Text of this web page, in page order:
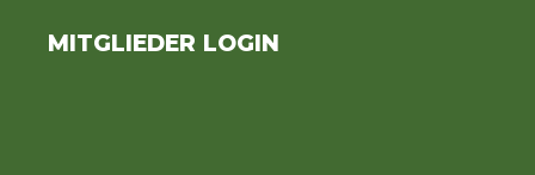
MITGLIEDER LOGIN